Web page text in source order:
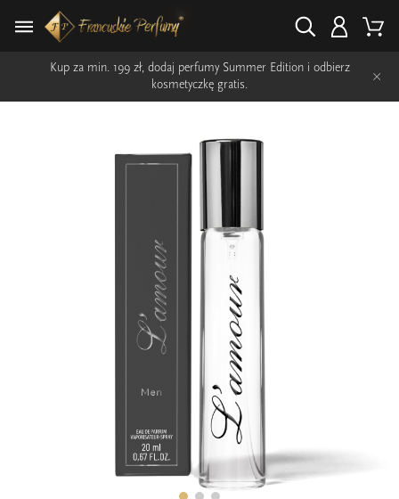
Kup za min. 199 zł, dodaj perfumy Summer Edition i odbierz
kosmetyczkę gratis.
×